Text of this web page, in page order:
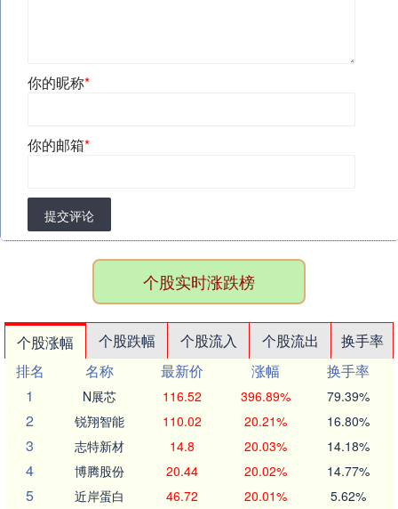
你的昵称*
你的邮箱*
提交评论
个股实时涨跌榜
个股涨幅 个股跌幅 个股流入 个股流出
换手率
排名
名称 最新价 涨幅
换手率
1
N展芯 116.52 396.89% 79.39%
2 锐翔智能 110.02 20.21% 16.80%
3 志特新材 14.8 20.03% 14.18%
4 博腾股份 20.44 20.02% 14.77%
5 近岸蛋白 46.72 20.01% 5.62%